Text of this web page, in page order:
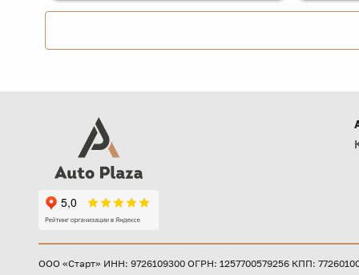
ООО «Старт» ИНН: 9726109300 ОГРН: 1257700579256 КПП: